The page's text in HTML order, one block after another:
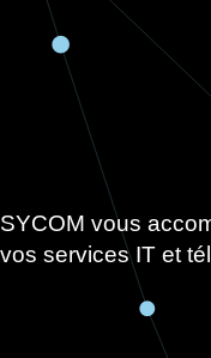
SYCOM vous
vos services IT et